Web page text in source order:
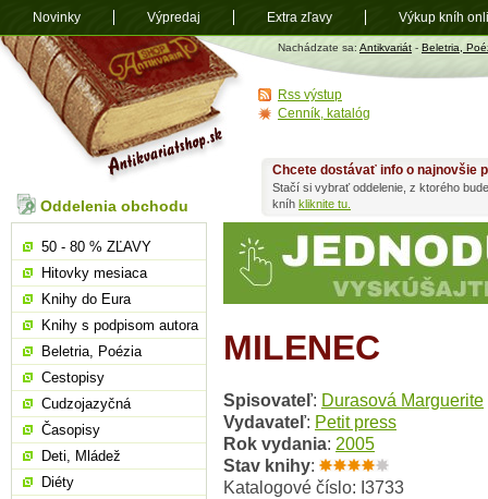
Antikvariát
shop.sk
Nachádzate sa: Antikvariát - Beletria,
MILENEC
Spisovateľ: Durasová Marguerite
Vydavateľ: Petit press
Rok vydania: 2005
Stav knihy:
Katalogové číslo: I3733
Chcete dostávať info o najnovšie
Stačí si vybrať oddelenie, z ktorého
kníh kliknite tu.
Oddelenia obchodu
50 - 80 % ZĽAVY
Hitovky mesiaca
Knihy do Eura
Knihy s podpisom autora
Beletria, Poézia
Cestopisy
Cudzojazyčná
Časopisy
Deti, Mládež
Diéty
Rss výstup
Cenník, katalóg
Novinky Výpredaj Extra zľavy Výkup kníh